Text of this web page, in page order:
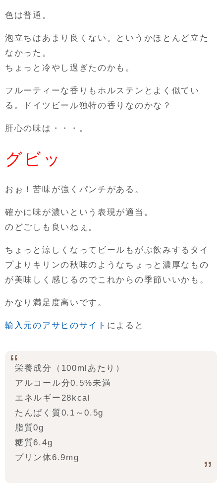
色は普通。
泡立ちはあまり良くない。というかほとんど立た
なかった。
ちょっと冷やし過ぎたのかも。
フルーティーな香りもホルステンとよく似てい
る。ドイツビール独特の香りなのかな？
肝心の味は・・・。
グビッ
おぉ！苦味が強くパンチがある。
確かに味が濃いという表現が適当。
のどごしも良いねぇ。
ちょっと涼しくなってビールもがぶ飲みするタイ
プよりキリンの秋味のようなちょっと濃厚なもの
が美味しく感じるのでこれからの季節いいかも。
かなり満足度高いです。
輸入元のアサヒのサイト によると
栄養成分（100mlあたり）
アルコール分0.5%未満
エネルギー28kcal
たんぱく質0.1～0.5g
脂質0g
糖質6.4g
プリン体6.9mg